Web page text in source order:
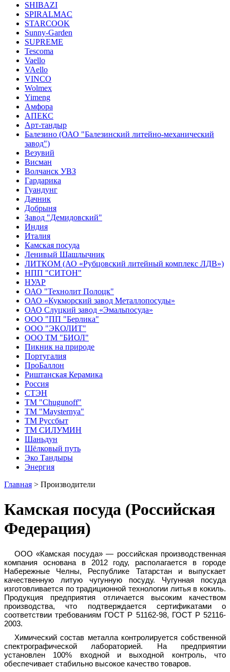
SHIBAZI
SPIRALMAC
STARCOOK
Sunny-Garden
SUPREME
Tescoma
Vaello
VAello
VINCO
Wolmex
Yimeng
Амфора
АПЕКС
Арт-тандыр
Балезино (ОАО "Балезинский литейно-механический
завод")
Везувий
Висман
Волчанск УВЗ
Гардарика
Гуандунг
Дачник
Добрыня
Завод "Демидовский"
Индия
Италия
Камская посуда
Ленивый Шашлычник
ЛИТКОМ (АО «Рубцовский литейный комплекс ЛДВ»)
НПП "СИТОН"
НУАР
ОАО "Технолит Полоцк"
ОАО «Кукморский завод Металлопосуды»
ОАО Слуцкий завод «Эмальпосуда»
ООО "ПП "Берлика"
ООО "ЭКОЛИТ"
ООО ТМ "БИОЛ"
Пикник на природе
Португалия
ПроБаллон
Риштанская Керамика
Россия
СТЭН
ТМ "Chugunoff"
ТМ "Maysternya"
ТМ Руссбыт
ТМ СИЛУМИН
Шаньдун
Шёлковый путь
Эко Тандыры
Энергия
Главная > Производители
Камская посуда (Российская
Федерация)
ООО «Камская посуда» — российская производственная
компания основана в 2012 году, располагается в городе
Набережные Челны, Республике Татарстан и выпускает
качественную литую чугунную посуду. Чугунная посуда
изготовливается по традиционной технологии литья в кокиль.
Продукция предприятия отличается высоким качеством
производства, что подтверждается сертификатами о
соответствии требованиям ГОСТ Р 51162-98, ГОСТ Р 52116-
2003.
Химический состав металла контролируется собственной
спектрографической лабораторией. На предприятии
установлен 100% входной и выходной контроль, что
обеспечивает стабильно высокое качество товаров.